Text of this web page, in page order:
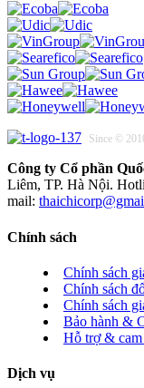
Since ©
Công ty Cổ phần
Liêm, TP. Hà Nội.
mail:
Chính sách
Chính sách
Chính sách
Chính sách
Bảo hành &
Hỗ trợ &
Dịch vụ